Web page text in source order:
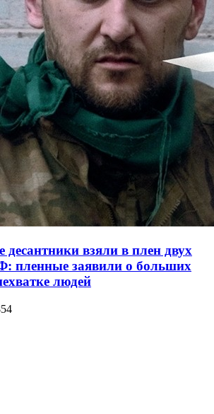
десантники взяли в плен двух
пленные заявили о больших
людей